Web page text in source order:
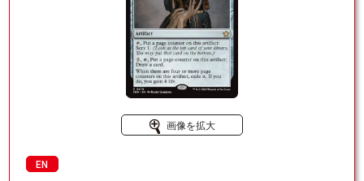
画像を拡大
EN